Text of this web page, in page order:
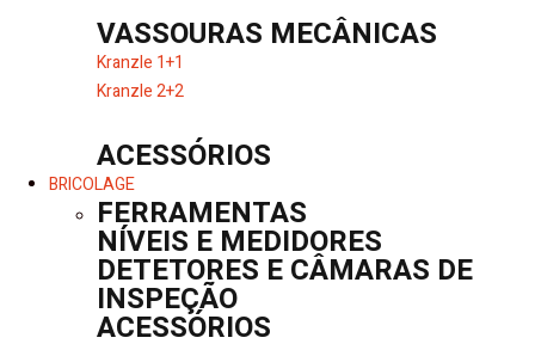
VASSOURAS MECÂNICAS
Kranzle 1+1
Kranzle 2+2
ACESSÓRIOS
BRICOLAGE
FERRAMENTAS
NÍVEIS E MEDIDORES
DETETORES E CÂMARAS DE
INSPEÇÃO
ACESSÓRIOS